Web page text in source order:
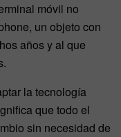
móvil no
un objeto con
años y al que
la tecnología
que todo el
sin necesidad de